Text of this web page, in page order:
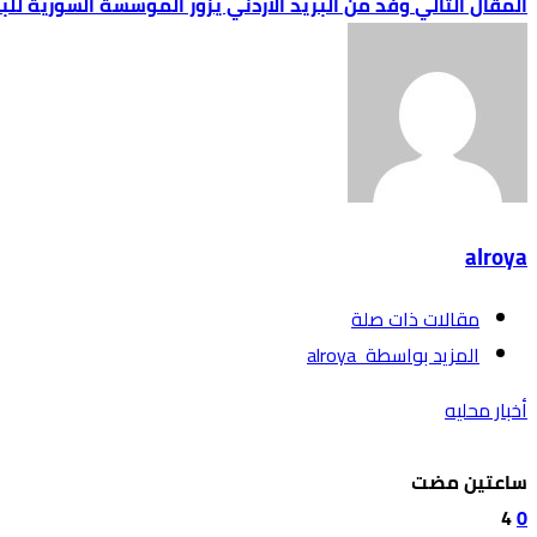
alroya
‫مقالات ذات صلة‬
‫‫المزيد بواسطة‬ ‬ alroya
أخبار محليه
‫‫‫‏‫ساعتين مضت‬
0
4